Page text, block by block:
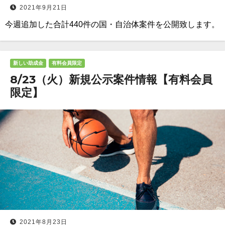
2021年9月21日
今週追加した合計440件の国・自治体案件を公開致します。
新しい助成金 有料会員限定
8/23（火）新規公示案件情報【有料会員
限定】
2021年8月23日